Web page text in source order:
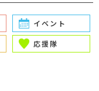
イベント
応援隊